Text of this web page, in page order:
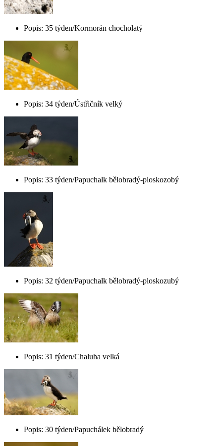
Popis: 35 týden/Kormorán chocholatý
Popis: 34 týden/Ústřičník velký
Popis: 33 týden/Papuchalk bělobradý-ploskozobý
Popis: 32 týden/Papuchalk bělobradý-ploskozubý
Popis: 31 týden/Chaluha velká
Popis: 30 týden/Papuchálek bělobradý